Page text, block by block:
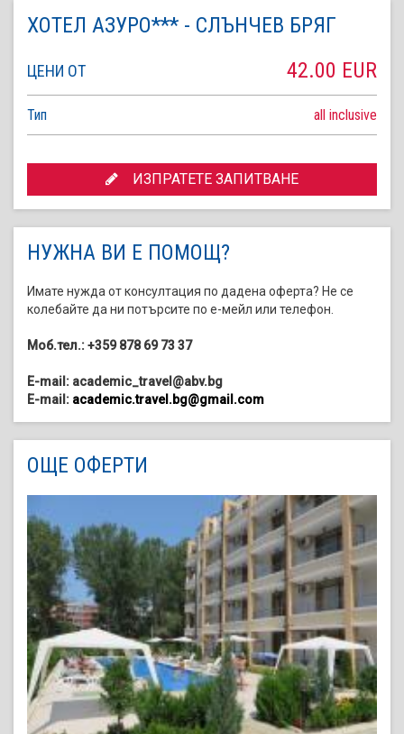
ХОТЕЛ АЗУРО*** - СЛЪНЧЕВ БРЯГ
ЦЕНИ ОТ 42.00 EUR
Тип all inclusive
ИЗПРАТЕТЕ ЗАПИТВАНЕ
НУЖНА ВИ Е ПОМОЩ?
Имате нужда от консултация по дадена оферта? Не се
колебайте да ни потърсите по е-мейл или телефон.
Моб.тел.: +359 878 69 73 37
E-mail: academic_travel@abv.bg
E-mail: academic.travel.bg@gmail.com
ОЩЕ ОФЕРТИ